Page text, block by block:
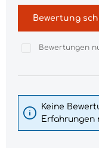
Bewertung
Bewertungen
Keine
Erfahrungen